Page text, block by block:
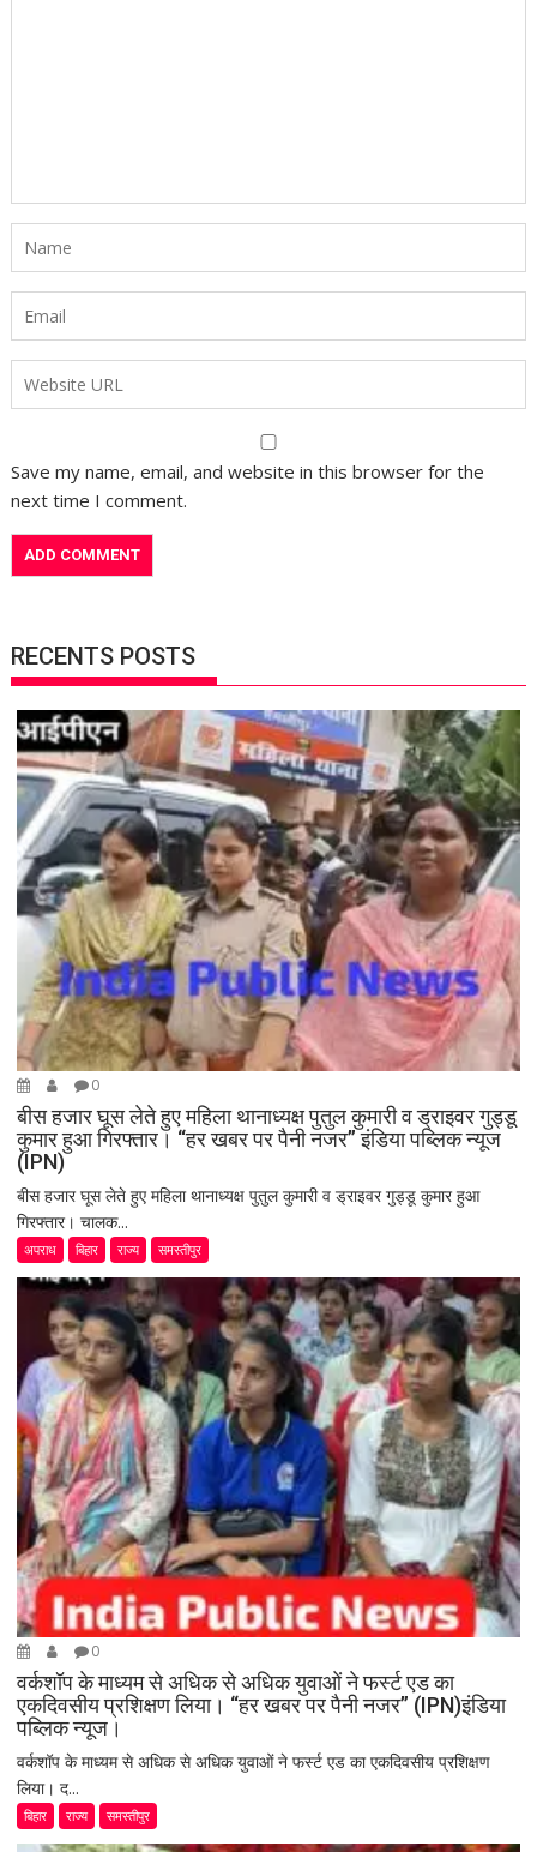
Save my name, email, and website in this browser for the
next time I comment.
RECENTS POSTS
0
बीस हजार घूस लेते हुए महिला थानाध्यक्ष पुतुल कुमारी व ड्राइवर गुड्डू
कुमार हुआ गिरफ्तार। “हर खबर पर पैनी नजर” इंडिया पब्लिक न्यूज
(IPN)
बीस हजार घूस लेते हुए महिला थानाध्यक्ष पुतुल कुमारी व ड्राइवर गुड्डू कुमार हुआ
गिरफ्तार। चालक...
अपराध बिहार राज्य समस्तीपुर
0
वर्कशॉप के माध्यम से अधिक से अधिक युवाओं ने फर्स्ट एड का
एकदिवसीय प्रशिक्षण लिया। “हर खबर पर पैनी नजर” (IPN)इंडिया
पब्लिक न्यूज।
वर्कशॉप के माध्यम से अधिक से अधिक युवाओं ने फर्स्ट एड का एकदिवसीय प्रशिक्षण
लिया। द...
बिहार राज्य समस्तीपुर